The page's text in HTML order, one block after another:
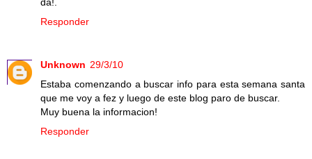
Responder
Unknown 29/3/10
Estaba comenzando a buscar info para esta semana santa
que me voy a fez y luego de este blog paro de buscar.
Muy buena la informacion!
Responder